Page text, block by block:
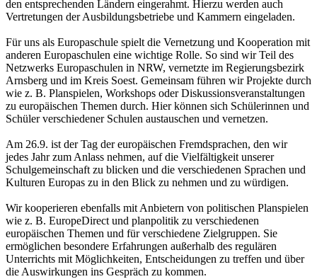
den entsprechenden Ländern eingerahmt. Hierzu werden auch
Vertretungen der Ausbildungsbetriebe und Kammern eingeladen.
Für uns als Europaschule spielt die Vernetzung und Kooperation mit
anderen Europaschulen eine wichtige Rolle. So sind wir Teil des
Netzwerks Europaschulen in NRW, vernetzte im Regierungsbezirk
Arnsberg und im Kreis Soest. Gemeinsam führen wir Projekte durch
wie z. B. Planspielen, Workshops oder Diskussionsveranstaltungen
zu europäischen Themen durch. Hier können sich Schülerinnen und
Schüler verschiedener Schulen austauschen und vernetzen.
Am 26.9. ist der Tag der europäischen Fremdsprachen, den wir
jedes Jahr zum Anlass nehmen, auf die Vielfältigkeit unserer
Schulgemeinschaft zu blicken und die verschiedenen Sprachen und
Kulturen Europas zu in den Blick zu nehmen und zu würdigen.
Wir kooperieren ebenfalls mit Anbietern von politischen Planspielen
wie z. B. EuropeDirect und planpolitik zu verschiedenen
europäischen Themen und für verschiedene Zielgruppen. Sie
ermöglichen besondere Erfahrungen außerhalb des regulären
Unterrichts mit Möglichkeiten, Entscheidungen zu treffen und über
die Auswirkungen ins Gespräch zu kommen.